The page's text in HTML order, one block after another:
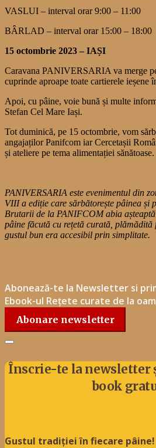
VASLUI – interval orar 9:00 – 11:00
BÂRLAD – interval orar 15:00 – 18:00
15 octombrie 2023 – IAȘI
Caravana PANIVERSARIA va merge
cuprinde aproape toate cartierele ieșene
Apoi, cu pâine, voie bună și multe
Stefan Cel Mare Iași.
Tot duminică, pe 15 octombrie, vom
angajaților Panifcom iar Cercetașii
și ateliere pe tema alimentației sănătoase.
PANIVERSARIA este evenimentul din
VIII a ediție care sărbătorește pâinea și
Brutarii de la PANIFCOM abia
pâine făcută cu rețetă curată,
gustul bun era accesibil prin simplitate.
Abonează-te la Newsletter si
Ebook-ul Rețete curate de la
Abonare newsletter
Înscrie-te la newsletter
book
Gustul tradiției în fiecare pâine!